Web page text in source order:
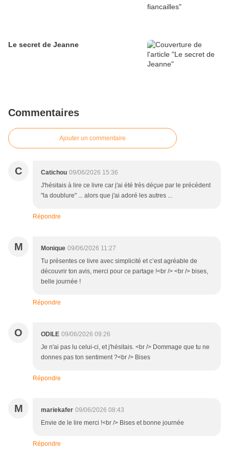
Le secret de Jeanne
Commentaires
Ajouter un commentaire
C Catichou 09/06/2026 15:36
J'hésitais à lire ce livre car j'ai été très déçue par le précédent
"la doublure" ... alors que j'ai adoré les autres ...
Répondre
M Monique 09/06/2026 11:27
Tu présentes ce livre avec simplicité et c’est agréable de
découvrir ton avis, merci pour ce partage !<br /> <br /> bises,
belle journée !
Répondre
O ODILE 09/06/2026 09:26
Je n'ai pas lu celui-ci, et j'hésitais. <br /> Dommage que tu ne
donnes pas ton sentiment ?<br /> Bises
Répondre
M mariekafer 09/06/2026 08:43
Envie de le lire merci !<br /> Bises et bonne journée
Répondre